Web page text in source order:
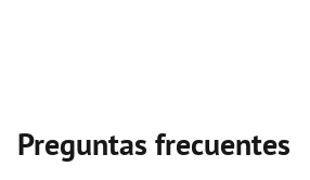
Preguntas frecuentes